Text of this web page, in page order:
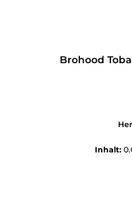
Brohood
Inhalt: